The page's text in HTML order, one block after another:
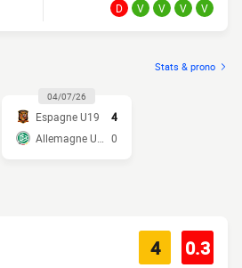
D V V V V
Stats & prono
04/07/26
Espagne U19
4
0
4 0.3